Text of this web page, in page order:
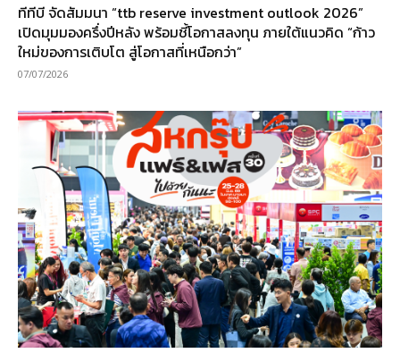
ทีทีบี จัดสัมมนา “ttb reserve investment outlook 2026”
เปิดมุมมองครึ่งปีหลัง พร้อมชี้โอกาสลงทุน ภายใต้แนวคิด “ก้าว
ใหม่ของการเติบโต สู่โอกาสที่เหนือกว่า”
07/07/2026